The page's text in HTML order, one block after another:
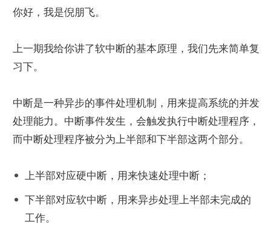
你好，我是倪朋飞。
上一期我给你讲了软中断的基本原理，我们先来简单复
习下。
中断是一种异步的事件处理机制，用来提高系统的并发
处理能力。中断事件发生，会触发执行中断处理程序，
而中断处理程序被分为上半部和下半部这两个部分。
上半部对应硬中断，用来快速处理中断；
下半部对应软中断，用来异步处理上半部未完成的
工作。